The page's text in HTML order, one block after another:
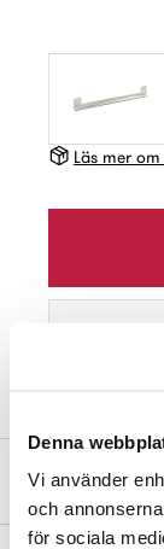
Denna
Vi använder
och
för sociala
Läs mer